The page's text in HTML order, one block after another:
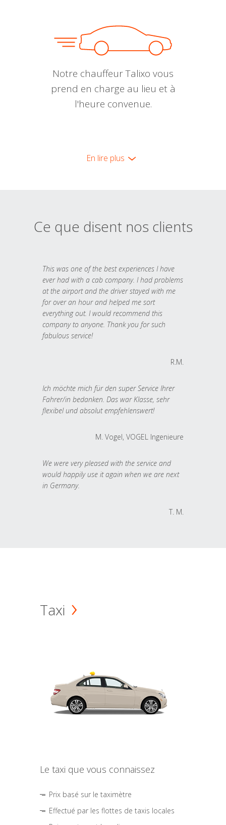
Notre chauffeur Talixo vous
prend en charge au lieu et à
l'heure convenue.
En lire plus
Ce que disent nos clients
This was one of the best experiences I have
ever had with a cab company. I had problems
at the airport and the driver stayed with me
for over an hour and helped me sort
everything out. I would recommend this
company to anyone. Thank you for such
fabulous service!
R.M.
Ich möchte mich für den super Service Ihrer
Fahrer/in bedanken. Das war Klasse, sehr
flexibel und absolut empfehlenswert!
M. Vogel, VOGEL Ingenieure
We were very pleased with the service and
would happily use it again when we are next
in Germany.
T. M.
Taxi
Le taxi que vous connaissez
Prix basé sur le taximètre
Effectué par les flottes de taxis locales